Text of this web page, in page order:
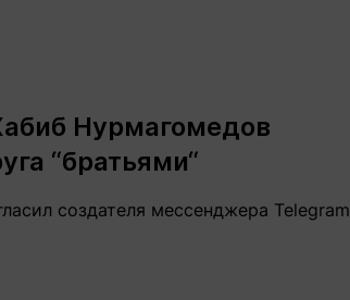
Нурмагомедов
“братьями“
создателя мессенджера Telegram